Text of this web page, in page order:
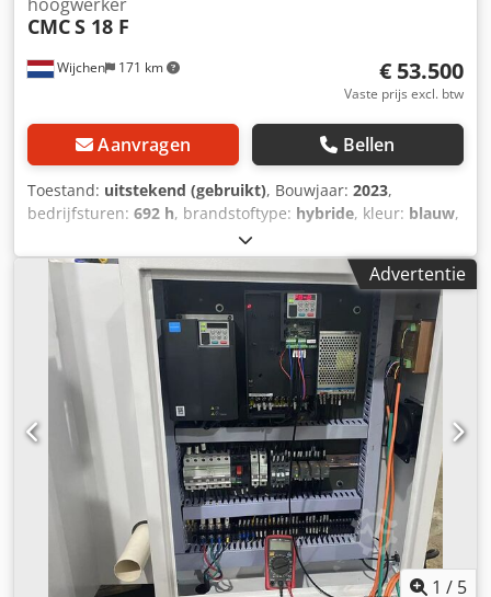
Wijchen 171 km
CMCS 18 F
€ 53.500
Vaste prijs excl. btw
Aanvragen Bellen
Toestand: uitstekend (gebruikt), Bouwjaar: 2023,
bedrijfsturen: 692 h, brandstoftype: hybride, kleur: blauw,
Gewichten Leeggewicht: 2.593 kg Dcsdjymyaiepfx Adyok
Functioneel Mast: knikarm Hefvermogen: 230 kg
Werkhoogte: 1.800 cm Afmetingen laadruimte: 530 x 78 x
195 cm CE-markering: ja Staat Technische staat: zeer goed
Optische staat: zeer goed Overige informatie
Leveringsvoorwaarden: EXW Max. horizontaal bereik: 1.115
m Land van productie: IT Overige informatie Neem contact
op met Vink Machinery voor meer informatie. CMC S 18F
spinhoogwerker * Bouwjaar: 2023 * Diesel aandrijving (230
V) * 692 bedrijfsuren * Afstandsbediening * Automatische
stempels * Verstelbaar onderstel * Werkhoogte: 18 m *
Horizontaal bereik: 11,15 m * Draagvermogen: 230 kg *
Nettogewicht: 2593 kg * Inclusief documentatie
Advertentie
1 / 5